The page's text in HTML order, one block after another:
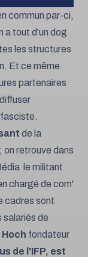
commun par-ci,
a tout d'un dog
les structures
Et ce même
partenaires
de la
on retrouve dans
le militant
chargé de com'
cadres sont
salariés de
fondateur
de l'IFP, est